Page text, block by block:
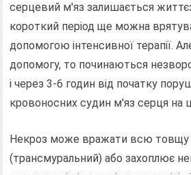
серцевий м'яз залишається
короткий період ще можна
допомогою інтенсивної терапії.
допомогу, то починаються
і через 3-6 годин від початку
кровоносних судин м'яз серця на
Некроз може вражати всю товщу
(трансмуральний) або захоплює